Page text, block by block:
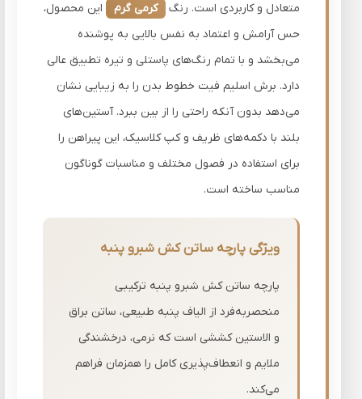
متعادل و کاربردی است. رنگ
کرمی گرم
این محصول،
حس آرامش و اعتماد به نفس بالایی به پوشنده
می‌بخشد و با تمام رنگ‌های پاستلی و تیره تطبیق عالی
دارد. برش اسلیم فیت خطوط بدن را به زیبایی نشان
می‌دهد بدون آنکه راحتی را از بین ببرد. آستین‌های
بلند با دکمه‌های ظریف و کپ کلاسیک، این پیراهن را
برای استفاده در فصول مختلف و مناسبات گوناگون
مناسب ساخته است.
ویژگی پارچه ساتن کش شبرو پنبه
پارچه ساتن کش شبرو پنبه ترکیبی
منحصربه‌فرد از الیاف پنبه طبیعی، ساتن براق
و الاستین کششی است که نرمی، درخشندگی
ملایم و انعطاف‌پذیری کامل را همزمان فراهم
می‌کند.